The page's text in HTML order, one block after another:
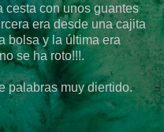
cesta con unos guantes
era desde una cajita
bolsa y la última era
se ha roto!!!.
palabras muy diertido.